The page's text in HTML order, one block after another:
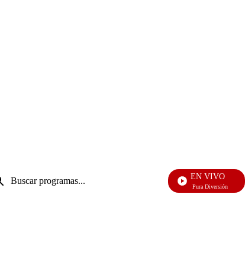
Entrada
de
EN VIVO
Pura Diversión